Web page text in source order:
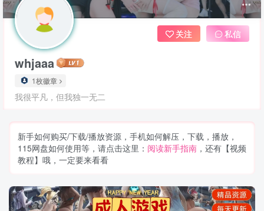
whjaaa
1枚徽章
我很平凡，但我独一无二
关注 私信
新手如何购买/下载/播放资源，手机如何解压，下载，播放，
115网盘如何使用等，请点击这里： 阅读新手指南 ，还有【视频
教程】哦，一定要来看看